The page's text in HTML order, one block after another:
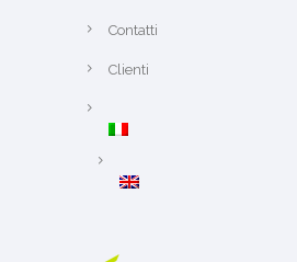
Contatti
Clienti